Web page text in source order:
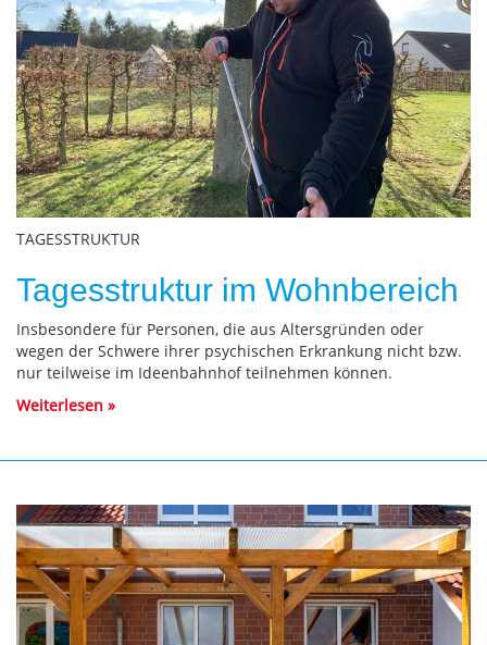
TAGESSTRUKTUR
Tagesstruktur im Wohnbereich
Insbesondere für Personen, die aus Altersgründen oder
wegen der Schwere ihrer psychischen Erkrankung nicht bzw.
nur teilweise im Ideenbahnhof teilnehmen können.
Weiterlesen
Bild